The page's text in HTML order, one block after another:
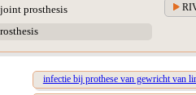
prosthesis
infectie bij prothese van gewricht van